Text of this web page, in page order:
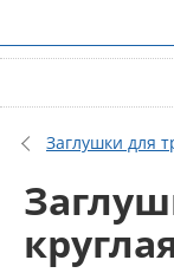
Заглушки для